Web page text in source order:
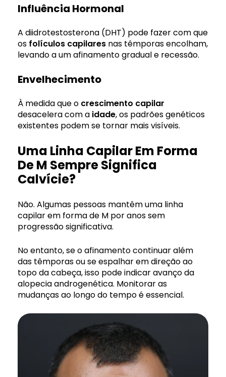
Influência Hormonal
A diidrotestosterona (DHT) pode fazer com que
os folículos capilares nas têmporas encolham,
levando a um afinamento gradual e recessão.
Envelhecimento
À medida que o crescimento capilar
desacelera com a idade, os padrões genéticos
existentes podem se tornar mais visíveis.
Uma Linha Capilar Em Forma
De M Sempre Significa
Calvície?
Não. Algumas pessoas mantêm uma linha
capilar em forma de M por anos sem
progressão significativa.
No entanto, se o afinamento continuar além
das têmporas ou se espalhar em direção ao
topo da cabeça, isso pode indicar avanço da
alopecia androgenética. Monitorar as
mudanças ao longo do tempo é essencial.